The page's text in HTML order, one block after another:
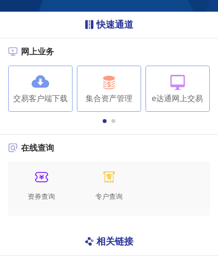
快速通道
网上业务
交易客户端下载 集合资产管理 e达通网上交易
在线查询
资券查询 专户查询
相关链接